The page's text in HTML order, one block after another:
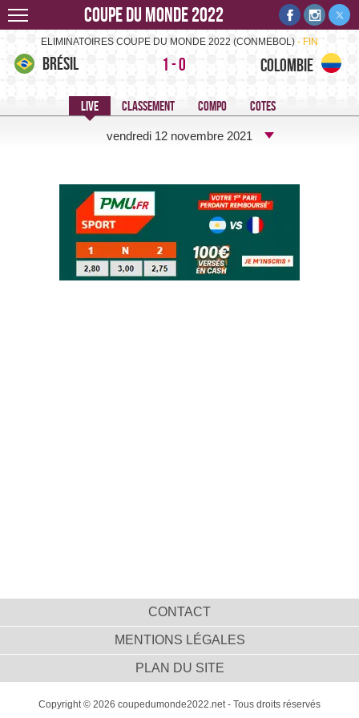
Coupe du monde 2022
Brésil-Colombie -
ELIMINATOIRES COUPE DU MONDE 2022 (CONMEBOL)
FIN
Brésil 1 -0 Colombie
vendredi 12 novembre 2021
CONTACT
MENTIONS LÉGALES
PLAN DU SITE
Copyright © 2026 coupedumonde2022.net - Tous droits réservés